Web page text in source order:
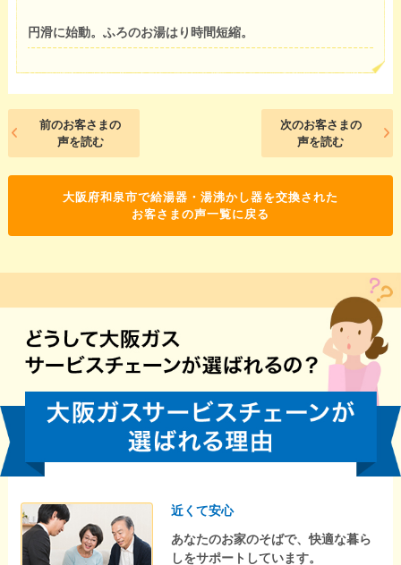
円滑に始動。ふろのお湯はり時間短縮。
前のお客さまの
声を読む
次のお客さまの
声を読む
大阪府和泉市で給湯器・湯沸かし器を交換された
お客さまの声一覧に戻る
近くて安心
あなたのお家のそばで、快適な暮ら
しをサポートしています。